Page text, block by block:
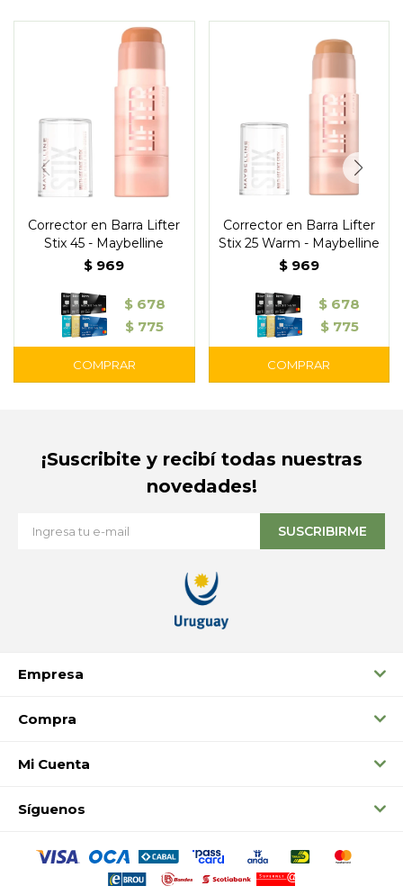
Corrector en Barra Lifter
Stix 45 - Maybelline
$ 969
$ 678
$ 775
Corrector en Barra Lifter
Stix 25 Warm - Maybelline
$ 969
$ 678
$ 775
Empresa
Compra
Mi Cuenta
Síguenos
¡Suscribite y recibí todas nuestras
novedades!
SUSCRIBIRME